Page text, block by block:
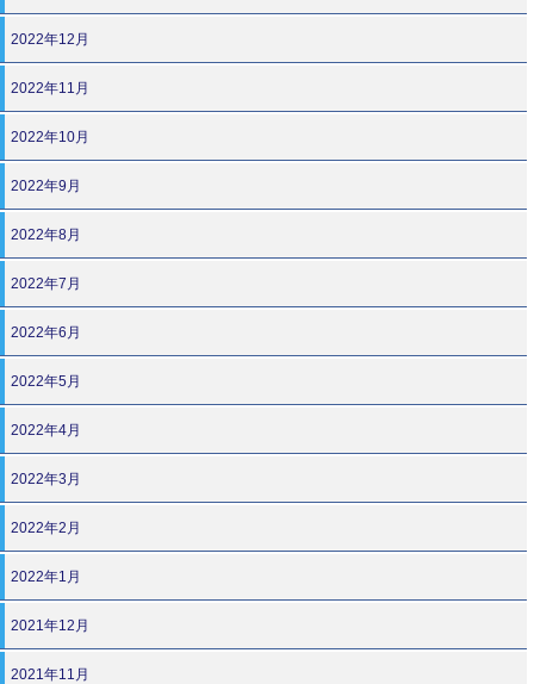
2022年12月
2022年11月
2022年10月
2022年9月
2022年8月
2022年7月
2022年6月
2022年5月
2022年4月
2022年3月
2022年2月
2022年1月
2021年12月
2021年11月